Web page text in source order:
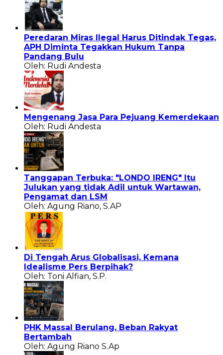
Peredaran Miras Ilegal Harus Ditindak Tegas,
APH Diminta Tegakkan Hukum Tanpa
Pandang Bulu
Oleh: Rudi Andesta
Mengenang Jasa Para Pejuang Kemerdekaan
Oleh: Rudi Andesta
Tanggapan Terbuka: "LONDO IRENG" Itu
Julukan yang tidak Adil untuk Wartawan,
Pengamat dan LSM
Oleh: Agung Riano, S.AP
Di Tengah Arus Globalisasi, Kemana
Idealisme Pers Berpihak?
Oleh: Toni Alfian, S.P.
PHK Massal Berulang, Beban Rakyat
Bertambah
Oleh: Agung Riano S.Ap